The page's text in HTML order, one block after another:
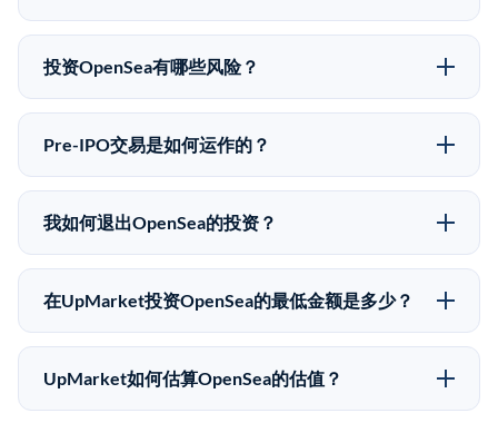
有所不同。
可以。合格投资者可以通过填写本页表单或在
upmarket.co创建账户来表达对OpenSea股份的投资意
50,000美元。UpMarket是FINRA注册的经纪交易商，
自2019年以来已经纪超过5亿美元的另类投资。
投资OpenSea有哪些风险？
Pre-IPO投资存在重大风险。OpenSea的股份流动性低，
意味着没有公开市场可以快速出售。不存在确定的退出
好可能全部损失的准备。私有公司的估值在融资轮次之
间可能大幅波动。投资者应在投资前咨询其财务顾问并
Pre-IPO交易是如何运作的？
在Pre-IPO交易中，合格投资者通过二级市场平台从现有
股东（如员工、早期投资者或其他持有人）处购买股
为FINRA注册的经纪交易商促成这些交易，代表双方处
理合规、文件和结算事宜。
我如何退出OpenSea的投资？
Pre-IPO持股主要有两种退出途径：在二级市场将股份出
售给其他买家，或持有直到公司完成IPO或被收购。两
市场条件。任何退出的时间都是不可预测的，投资者应
做好多年持有的准备。
在UpMarket投资OpenSea的最低金额是多少？
UpMarket上大多数Pre-IPO产品的最低投资金额为
50,000美元。具体金额可能因产品和股份供应情况而有
UpMarket如何估算OpenSea的估值？